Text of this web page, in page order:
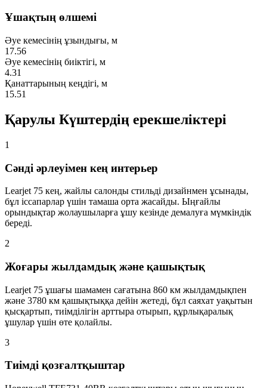
Ұшақтың өлшемі
Әуе кемесінің ұзындығы, м
17.56
Әуе кемесінің биіктігі, м
4.31
Қанаттарының кеңдігі, м
15.51
Қарулы Күштердің ерекшеліктері
1
Сәнді әрлеуімен кең интерьер
Learjet 75 кең, жайлы салонды стильді дизайнмен ұсынады,
бұл іссапарлар үшін тамаша орта жасайды. Ыңғайлы
орындықтар жолаушыларға ұшу кезінде демалуға мүмкіндік
береді.
2
Жоғары жылдамдық және қашықтық
Learjet 75 ұшағы шамамен сағатына 860 км жылдамдықпен
және 3780 км қашықтыққа дейін жетеді, бұл саяхат уақытын
қысқартып, тиімділігін арттыра отырып, құрлықаралық
ұшулар үшін өте қолайлы.
3
Тиімді қозғалтқыштар